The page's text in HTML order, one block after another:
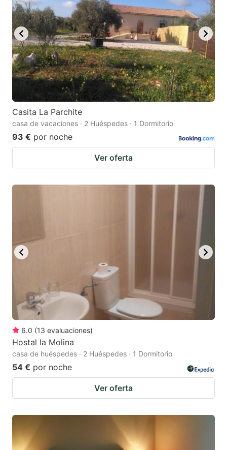
Casita La Parchite
casa de vacaciones · 2 Huéspedes · 1 Dormitorio
93 € por noche
Ver oferta
6.0 (13 evaluaciones)
Hostal la Molina
casa de huéspedes · 2 Huéspedes · 1 Dormitorio
54 € por noche
Ver oferta